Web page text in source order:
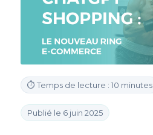
⏱ Temps de lecture : 10 minutes
Publié le 6 juin 2025